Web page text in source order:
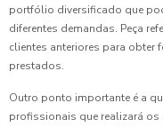
portfólio diversificado que
diferentes demandas. Peça
clientes anteriores para obter
prestados.
Outro ponto importante é a
profissionais que realizará